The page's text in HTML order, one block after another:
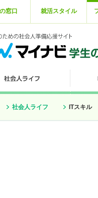
窓口 就活スタイル
社会人ライフ ITスキル